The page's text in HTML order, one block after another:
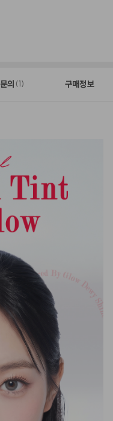
문의 (1) 구매정보